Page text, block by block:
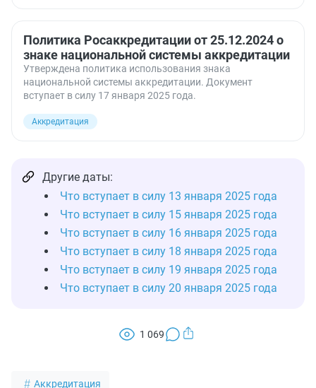
Политика Росаккредитации от 25.12.2024 о
знаке национальной системы аккредитации
Утверждена политика использования знака
национальной системы аккредитации. Документ
вступает в силу 17 января 2025 года.
Аккредитация
Другие даты:
Что вступает в силу 13 января 2025 года
Что вступает в силу 15 января 2025 года
Что вступает в силу 16 января 2025 года
Что вступает в силу 18 января 2025 года
Что вступает в силу 19 января 2025 года
Что вступает в силу 20 января 2025 года
1 069
Аккредитация